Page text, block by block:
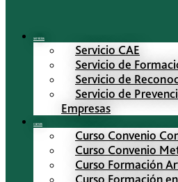
Servicios
Servicio CAE
Servicio de
Servicio de
Servicio de
Empresas
Cursos
Curso Convenio
Curso Convenio
Curso Formación
Curso Formación